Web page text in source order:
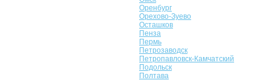
Оренбург
Орехово-Зуево
Осташков
Пенза
Пермь
Петрозаводск
Петропавловск-Камчатский
Подольск
Полтава